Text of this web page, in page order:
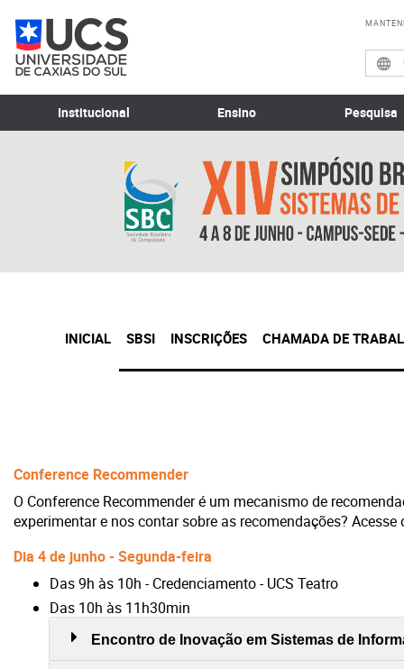
Institucional Ensino Pesquisa
INICIAL SBSI INSCRIÇÕES CHAMADA DE
Conference Recommender
O Conference Recommender é um mecanismo de
experimentar e nos contar sobre as recomendações? Acesse
Dia 4 de junho - Segunda-feira
Das 9h às 10h - Credenciamento - UCS Teatro
Das 10h às 11h30min
Encontro de Inovação em Sistemas de